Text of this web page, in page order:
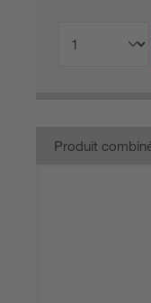
Produit